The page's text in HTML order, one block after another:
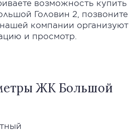
возможность купить
Головин 2, позвоните
компании организуют
и просмотр.
ЖК Большой